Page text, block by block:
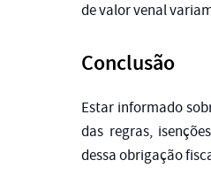
de valor venal
Conclusão
Estar informado
das regras,
dessa obrigação